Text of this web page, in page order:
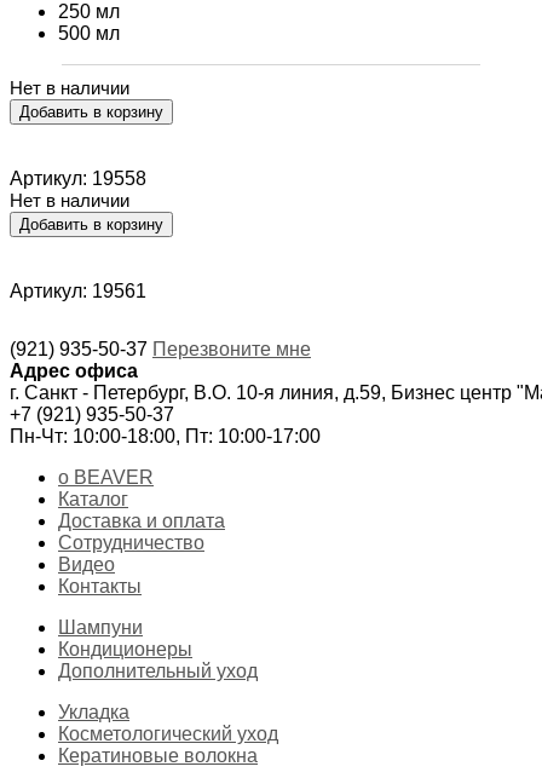
250 мл
500 мл
Нет в наличии
Артикул: 19558
Нет в наличии
Артикул: 19561
(921) 935-50-37 Перезвоните мне
Адрес офиса
г. Санкт - Петербург, В.О. 10-я линия, д.59, Бизнес центр
+7 (921) 935-50-37
Пн-Чт: 10:00-18:00, Пт: 10:00-17:00
о BEAVER
Каталог
Доставка и оплата
Сотрудничество
Видео
Контакты
Шампуни
Кондиционеры
Дополнительный уход
Укладка
Косметологический уход
Кератиновые волокна